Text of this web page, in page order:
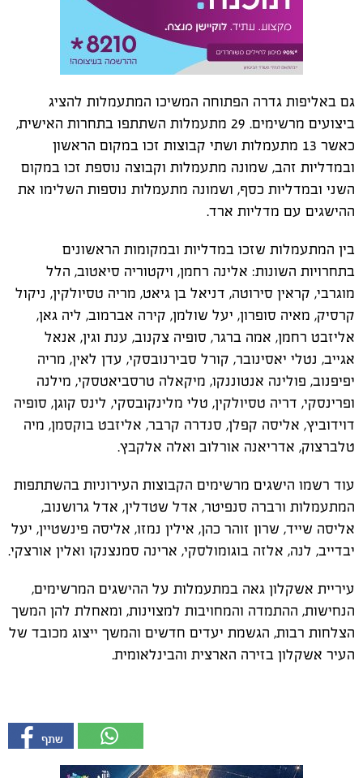
גם באליפות גדרה הפתוחה המשיכו המתעמלות להציג
ביצועים מרשימים. 29 מתעמלות השתתפו בתחרות האישית,
כאשר 13 מתעמלות ושתי קבוצות זכו במקום הראשון
ובמדליות זהב, שמונה מתעמלות וקבוצה נוספת זכו במקום
השני ובמדליות כסף, ושמונה מתעמלות נוספות השלימו את
ההישגים עם מדליות ארד.
בין המתעמלות שזכו במדליות ובמקומות הראשונים
בתחרויות השונות: אלינה רחמן, ויקטוריה סיאטוב, הלל
מוגרבי, קראין סירוטה, דניאל בן גיאט, מריה טסיולקין, ניקול
קרסיק, מאיה סופרון, יעל שולמן, קירה אברמוב, ליה גאן,
אליזבט רחמן, אמה ברגר, סופיה צקנוב, ענת וגין, אנאל
אגייב, נטלי יאסינובר, קורל סבירנובסקי, עדן לאין, מריה
יפיפנוב, פולינה אנטוננקו, מיקאלה טרסביאטסקי, מילנה
ופרינסקי, דריה טסיולקין, טלי מלינקובסקי, לינס קוגן, סופיה
דוידוביץ, אליסה קפלן, סנדרה קרבר, אליזבט בוקסמן, מיה
טלברצוק, אדריאנה אורלוב ואלה אלקבץ.
עוד רשמו הישגים מרשימים הקבוצות העירוניות בהשתתפות
המתעמלות ורברה סנפיטר, אדל שטדלין, אדל גרושנוב,
אליסה שייד, שרון זוהר כהן, אילין נמזו, אליסה פינשטיין, יעל
יבדייב, לנה, אלזה בוגומולסקי, ארינה סמנצנקו ואלין אורצקי.
עיריית אשקלון גאה במתעמלות על ההישגים המרשימים,
הנחישות, ההתמדה והמחויבות למצוינות, ומאחלת להן המשך
הצלחות רבות, הגשמת יעדים חדשים והמשך ייצוג מכובד של
העיר אשקלון בזירה הארצית והבינלאומית.